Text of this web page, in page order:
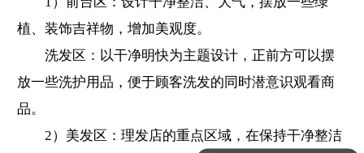
植、装饰吉祥物，增加美观度。
洗发区：以干净明快为主题设计，正前方可以摆
放一些洗护用品，便于顾客洗发的同时潜意识观看商
品。
2）美发区：理发店的重点区域，在保持干净整洁